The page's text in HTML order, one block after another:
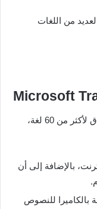
من اللغات
Microsoft
إنه واحد من أفضل برامج الترجمة على الإطلاق لأكثر من 60 لغة،
بالإضافة إلى أن
بالكاميرا للنصوص